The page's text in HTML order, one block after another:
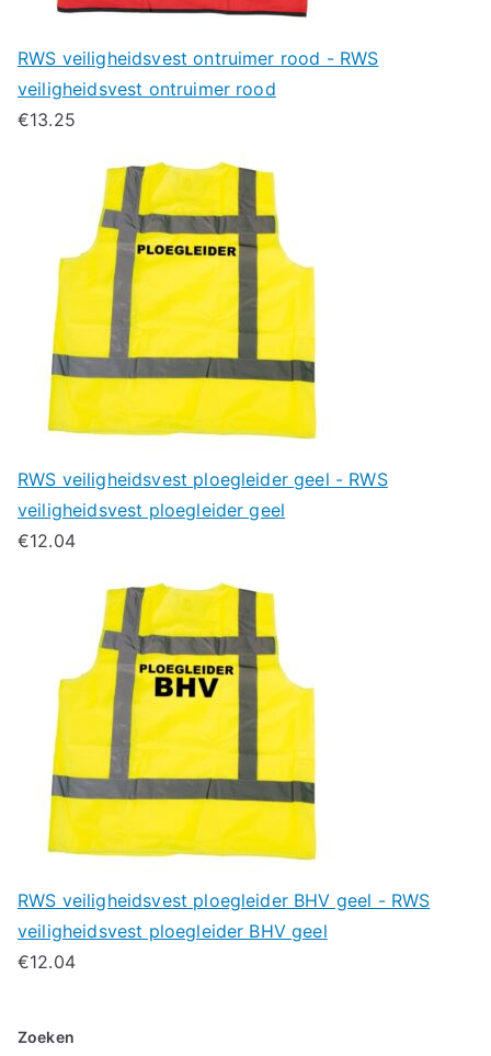
RWS veiligheidsvest ontruimer rood - RWS
veiligheidsvest ontruimer rood
€13.25
RWS veiligheidsvest ploegleider geel - RWS
veiligheidsvest ploegleider geel
€12.04
RWS veiligheidsvest ploegleider BHV geel - RWS
veiligheidsvest ploegleider BHV geel
€12.04
Zoeken